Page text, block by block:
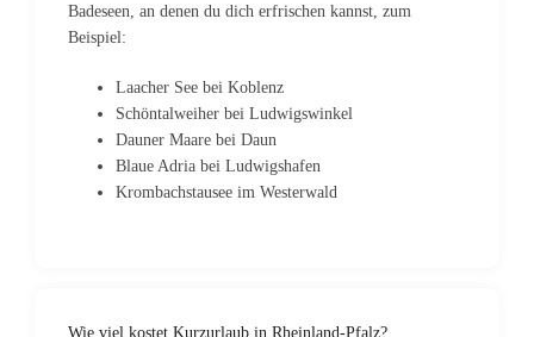
Badeseen, an denen du dich erfrischen kannst, zum
Beispiel:
Laacher See bei Koblenz
Schöntalweiher bei Ludwigswinkel
Dauner Maare bei Daun
Blaue Adria bei Ludwigshafen
Krombachstausee im Westerwald
Wie viel kostet Kurzurlaub in Rheinland-Pfalz?